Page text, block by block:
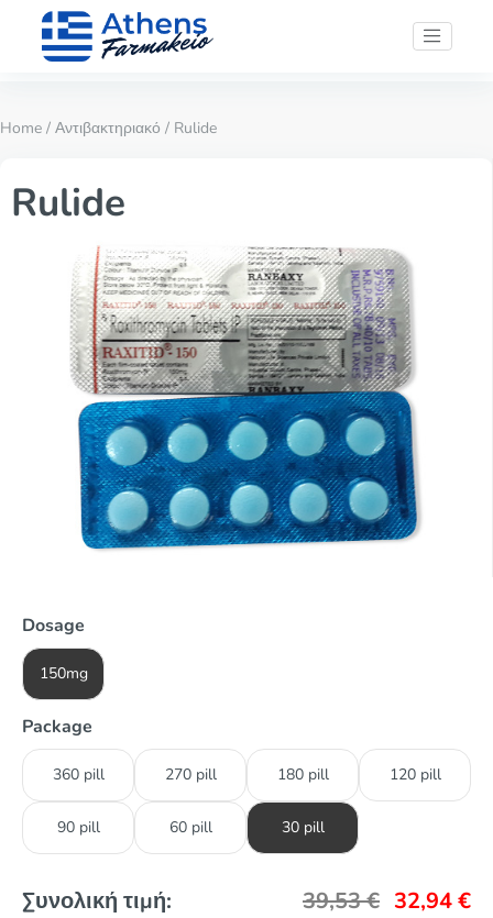
Home / Αντιβακτηριακό / Rulide
Rulide
Dosage
150mg
Package
360 pill 270 pill 180 pill 120 pill
90 pill 60 pill 30 pill
Συνολική τιμή: 39,53€ 32,94€